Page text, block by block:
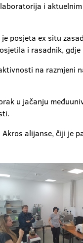
i
posjeta ex situ
i rasadnik,
na
u jačanju
alijanse, čiji je